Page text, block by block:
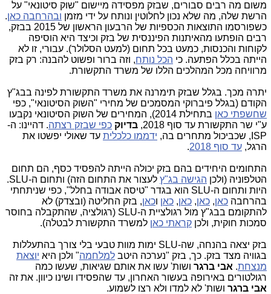
משום מה רבים סבורים, שבזק מפסידה מיישום "שוק סיטונאי" על
הרשת שלה, מה שלא נכון לחלוטין ונותח על ידי מזמן ובהרחבה כאן.
כשפורסמו התוצאות הכספיות של הרבעון הראשון של 2015 בבזק,
רבים הופתעו מהאיתנות הפיננסית של בזק וכיצד היא הוסיפה
לקוחות והכנסות, כמעט בכל תחום (למעט הסלולר). עבורי, זו לא
הייתה בכלל הפתעה. כי הכל נותח, וזה ברור ופשוט להבנה: רק בזק
מרוויחה מכל המהלכים הללו של משרד התקשורת.
יתרה מכך. בגלל שבזק תימרנה את משרד התקשורת לפינה בבג"ץ
הקודם (בגלל פיברוקי המסמכים של מחירי "השוק הסיטונאי", כפי
שחשפתי כאן
בתחילת 2014), המחירים של השוק הסיטונאי נקבעו
ע"י שר התקשורת עד סוף 2018,
בדיוק כפי שבזק רצתה. דהיינו: ה-
ISP, שכביכול מתחרים בה,
ידממו כלכלית עד שאולי יפשטו את
הרגל, עד סוף 2018 .
התחומים היחידים בהם בזק יכולה הייתה להפסיד כסף, הם תחום
הטלפוניה (ולכן הגישה בג"ץ
לעצור את התחום הזה) ותחום ה-SLU.
היות ותחום ה-SLU הוא בגדר "טיסה אבודה בחלל", כפי שניתחתי
בהרחבה כאן, כאן, כאן, כאן וכאן, בזק החליטה (ובצדק) לא
להתקומם בבג"ץ מול רגולציית ה-SLU (רגולציה, שהתקבלה בחוסר
סמכות חוקית, ולכן קראתי כאן למשרד התקשורת לבטלה).
בזק יצאה בהנחה, שה-SLU ימות מוות טבעי בלי צורך בהתעללות
בגוויה מצד בזק. כך, בזק "נערכה היטב למלחמה" ולכן היא יוצאת
מנצחת. אבי ברגר ושות' עשו את אותם שגיאות, שעשו כמה
רגולטורים באירופה בעשור האחרון, עד שהפסידו ושינו כיוון. את זה
אבי ברגר ושות' לא למדו ולא רצו לשמוע.